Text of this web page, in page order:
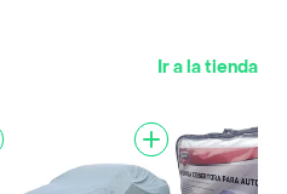
Ir a la tienda